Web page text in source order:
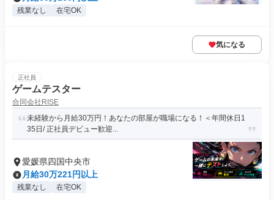
残業なし 在宅OK
気になる
正社員
ゲームテスター
合同会社RISE
未経験から月給30万円！あなたの部屋が職場になる！＜年間休日1
35日/ 正社員デビュー歓迎...
愛媛県四国中央市
月給30万221円以上
残業なし 在宅OK